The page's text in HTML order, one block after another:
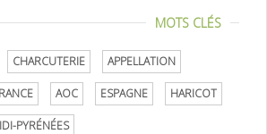
MOTS CLÉS
CHARCUTERIE APPELLATION
AOC ESPAGNE HARICOT
PYRÉNÉES